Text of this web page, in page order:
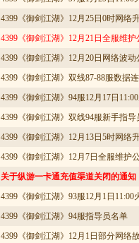
4399《御剑江湖》12月25日0时网络
4399《御剑江湖》12月21日全服维护
4399《御剑江湖》12月20日网络波动
4399《御剑江湖》双线87-88服数据
4399《御剑江湖》94服12月17日
4399《御剑江湖》双线94服新手指导
4399《御剑江湖》12月13日5时网络
4399《御剑江湖》12月7日全服维护
关于纵游一卡通充值渠道关闭的通知
4399《御剑江湖》93服12月1日11:00
4399《御剑江湖》94服指导员名单
4399《御剑江湖》12月1日部分网络